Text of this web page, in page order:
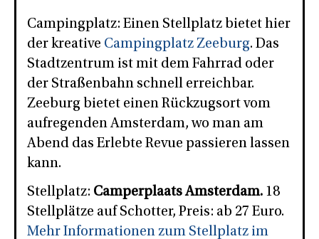
Campingplatz: Einen Stellplatz bietet hier
der kreative Campingplatz Zeeburg. Das
Stadtzentrum ist mit dem Fahrrad oder
der Straßenbahn schnell erreichbar.
Zeeburg bietet einen Rückzugsort vom
aufregenden Amsterdam, wo man am
Abend das Erlebte Revue passieren lassen
kann.
Stellplatz: Camperplaats Amsterdam. 18
Stellplätze auf Schotter, Preis: ab 27 Euro.
Mehr Informationen zum Stellplatz im